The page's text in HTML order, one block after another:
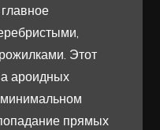
Этот
ароидных
прямых